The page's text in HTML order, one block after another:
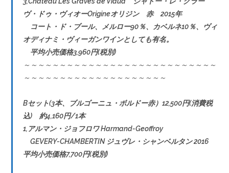
ヴ・ドゥ・ヴィオーOrigineオリジン 赤 2015年
コート・ド・ブール、メルロー90％、カベルネ10％、ヴィ
オディナミ・ヴィーガンワインとしても有名。
平均小売価格3,960円(税別)
～～～～～～～～～～～～～～～～～～～～～～～～～～～
～～～～～～～～～～～～～～～～～～～～
Bセット(3本、ブルゴーニュ・ボルドー赤）12,500円(消費税
込) 約4,160円/1本
1,アルマン・ジョフロワ Harmand-Geoffroy
GEVERY-CHAMBERTIN ジュヴレ・シャンベルタン 2016
平均小売価格7,700円(税別)